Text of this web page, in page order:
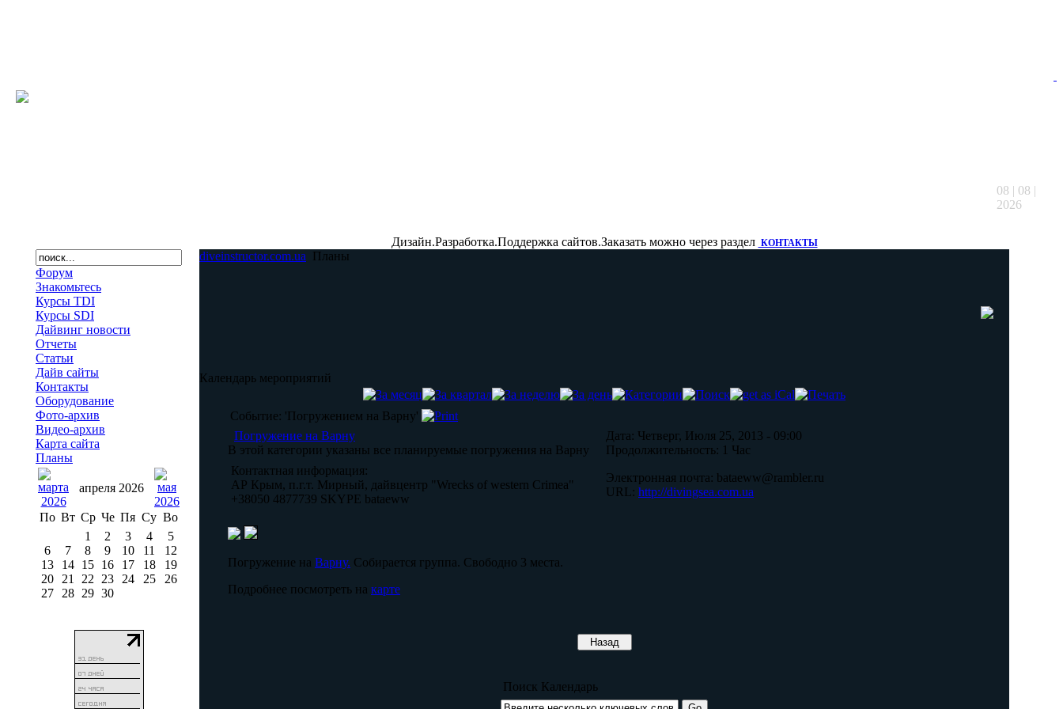
08 | 08 |
2026
Форум
Знакомьтесь
Курсы TDI
Курсы SDI
Дайвинг новости
Отчеты
Статьи
Дайв сайты
Контакты
Оборудование
Фото-архив
Видео-архив
Карта сайта
Планы
апреля 2026
По Вт Ср Че Пя Су Во
1
2 3 4
5
6
7 8 9 10 11
12
13
14 15 16 17 18
19
20
21 22 23 24 25
26
27
28 29 30
Дизайн.Разработка.Поддержка сайтов.Заказать можно через раздел КОНТАКТЫ
diveinstructor.com.ua Планы
Календарь мероприятий
Событие: 'Погружением на Варну'
Погружение на Варну
В этой категории указаны все планируемые погружения на Варну
Дата: Четверг, Июля 25, 2013 - 09:00
Продолжительность: 1 Час
Контактная информация:
АР Крым, п.г.т. Мирный, дайвцентр "Wrecks of western Crimea"
+38050 4877739 SKYPE bataeww
Электронная почта: bataeww@rambler.ru
URL: http://divingsea.com.ua
Погружение на Варну. Собирается группа. Свободно 3 места.
Подробнее посмотреть на карте
Поиск Календарь